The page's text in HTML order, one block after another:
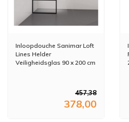
Inloopdouche Sanimar Loft
Lines Helder
Veiligheidsglas 90 x 200 cm
457,38
378,00